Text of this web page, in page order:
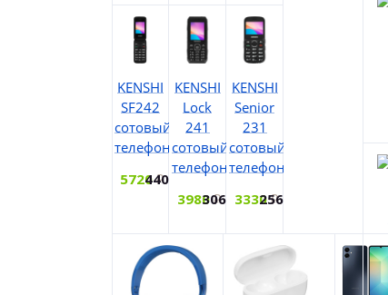
KENSHI
SF242
сотовый
телефон
57204400
KENSHI
Lock
241
сотовый
телефон
39803060
KENSHI
Senior
231
сотовый
телефон
33302560